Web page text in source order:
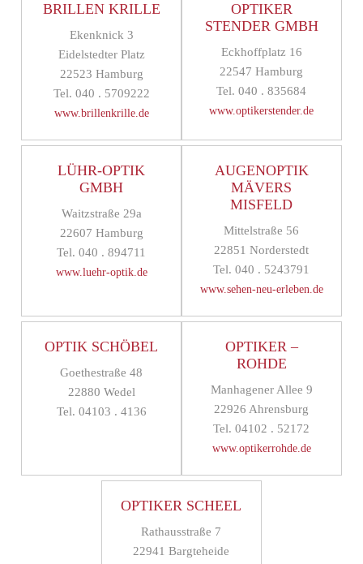
BRILLEN KRILLE
Ekenknick 3
Eidelstedter Platz
22523 Hamburg
Tel. 040 . 5709222
www.brillenkrille.de
OPTIKER
STENDER GMBH
Eckhoffplatz 16
22547 Hamburg
Tel. 040 . 835684
www.optikerstender.de
LÜHR-OPTIK
GMBH
Waitzstraße 29a
22607 Hamburg
Tel. 040 . 894711
www.luehr-optik.de
AUGENOPTIK
MÄVERS
MISFELD
Mittelstraße 56
22851 Norderstedt
Tel. 040 . 5243791
www.sehen-neu-erleben.de
OPTIK SCHÖBEL
Goethestraße 48
22880 Wedel
Tel. 04103 . 4136
OPTIKER –
ROHDE
Manhagener Allee 9
22926 Ahrensburg
Tel. 04102 . 52172
www.optikerrohde.de
OPTIKER SCHEEL
Rathausstraße 7
22941 Bargteheide